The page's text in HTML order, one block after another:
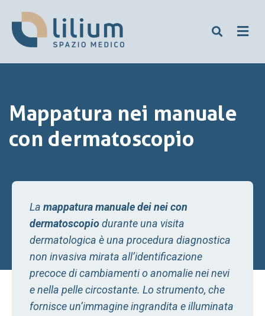
Mappatura nei manuale
con dermatoscopio
La mappatura manuale dei nei con
dermatoscopiodurante una visita
dermatologica è una procedura diagnostica
non invasiva mirata all’identificazione
precoce di cambiamenti o anomalie nei nevi
e nella pelle circostante. Lo strumento, che
fornisce un’immagine ingrandita e illuminata